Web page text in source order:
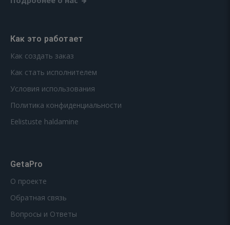
Как это работает
Как создать заказ
Как стать исполнителем
Условия использования
Политика конфиденциальности
Eelistuste haldamine
GetaPro
О проекте
Обратная связь
Вопросы и Ответы